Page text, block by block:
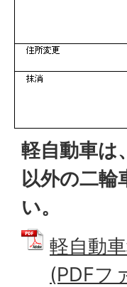
軽自動車は
以外の二輪
い。
軽自動
(PDFフ